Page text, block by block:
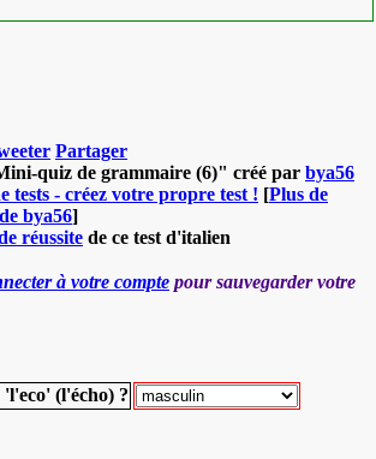
Partager
quiz de grammaire (6)" créé par bya56
tests - créez votre propre test ! [Plus de
bya56]
réussite de ce test d'italien
à votre compte pour sauvegarder votre
'l'eco' (l'écho) ?